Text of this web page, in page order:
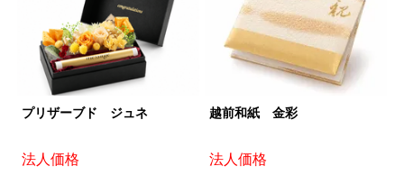
プリザーブド ジュネ
法人価格
越前和紙 金彩
法人価格